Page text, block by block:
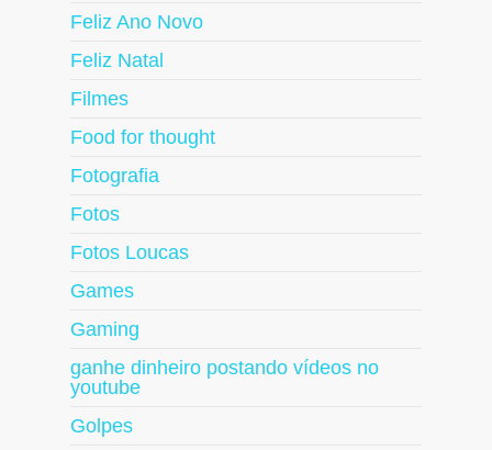
Feliz Ano Novo
Feliz Natal
Filmes
Food for thought
Fotografia
Fotos
Fotos Loucas
Games
Gaming
ganhe dinheiro postando vídeos no
youtube
Golpes